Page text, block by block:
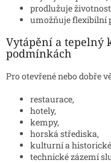
prodlužuje
umožňuje flexibilní
Vytápění a tepelný
podmínkách
Pro otevřené nebo dobře
restaurace,
hotely,
kempy,
horská střediska,
kulturní a
technické zázemí